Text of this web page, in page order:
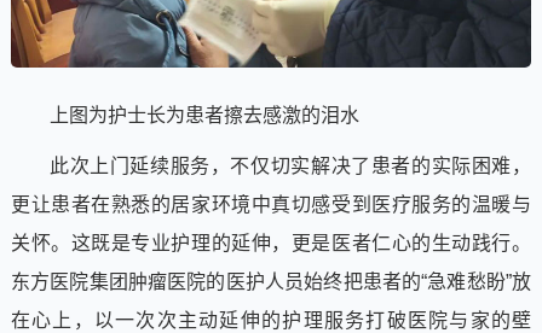
上图为护士长为患者擦去感激的泪水
此次上门延续服务，不仅切实解决了患者的实际困难，
更让患者在熟悉的居家环境中真切感受到医疗服务的温暖与
关怀。这既是专业护理的延伸，更是医者仁心的生动践行。
东方医院集团肿瘤医院的医护人员始终把患者的“急难愁盼”放
在心上，以一次次主动延伸的护理服务打破医院与家的壁